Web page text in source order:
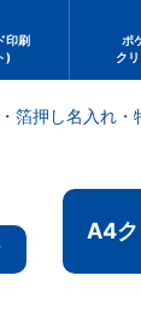
印刷
)
ポ
ク
箔押し名入れ
A4